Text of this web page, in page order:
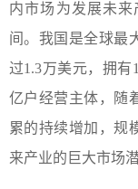
内市场为发展未
间。我国是全球最
过1.3万美元，拥有
亿户经营主体，随
累的持续增加，规
来产业的巨大市场